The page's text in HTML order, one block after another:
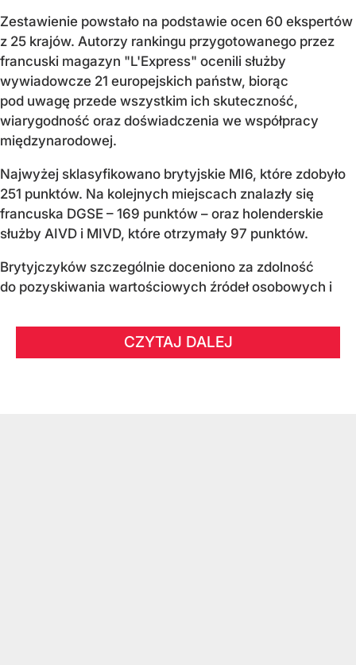
Zestawienie powstało na podstawie ocen 60 ekspertów
z 25 krajów. Autorzy rankingu przygotowanego przez
francuski magazyn "L'Express" ocenili służby
wywiadowcze 21 europejskich państw, biorąc
pod uwagę przede wszystkim ich skuteczność,
wiarygodność oraz doświadczenia we współpracy
międzynarodowej.
Najwyżej sklasyfikowano brytyjskie MI6, które zdobyło
251 punktów. Na kolejnych miejscach znalazły się
francuska DGSE – 169 punktów – oraz holenderskie
służby AIVD i MIVD, które otrzymały 97 punktów.
Brytyjczyków szczególnie doceniono za zdolność
do pozyskiwania wartościowych źródeł osobowych i
CZYTAJ DALEJ